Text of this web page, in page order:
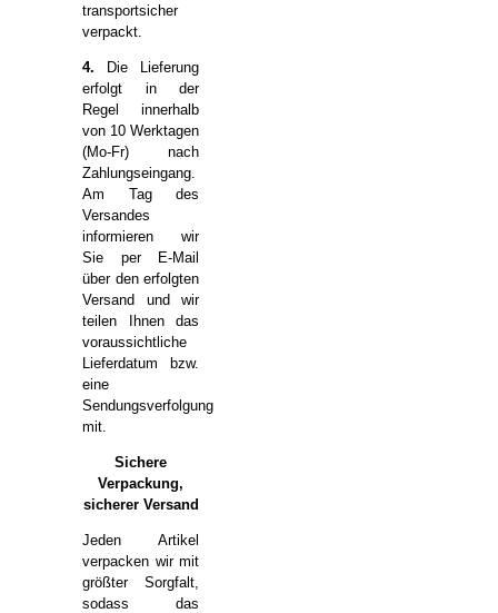
transportsicher
verpackt.
4. Die Lieferung
erfolgt in der
Regel innerhalb
von 10 Werktagen
(Mo-Fr) nach
Zahlungseingang.
Am Tag des
Versandes
informieren wir
Sie per E-Mail
über den erfolgten
Versand und wir
teilen Ihnen das
voraussichtliche
Lieferdatum bzw.
eine
Sendungsverfolgung
mit.
Sichere
Verpackung,
sicherer Versand
Jeden Artikel
verpacken wir mit
größter Sorgfalt,
sodass das